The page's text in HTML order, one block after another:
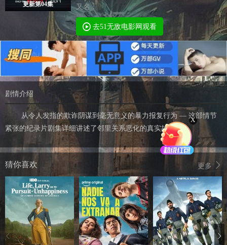
更新第04集
又名：
去51无敌电影网观看
剧情介绍
从令人发指的欺诈阴谋到毫无意义的暴力报复行为 — 这部情节
紧张的纪录片剧集详细讲述了邻里关系恶化的真实故事。
更多
猜你喜欢
X